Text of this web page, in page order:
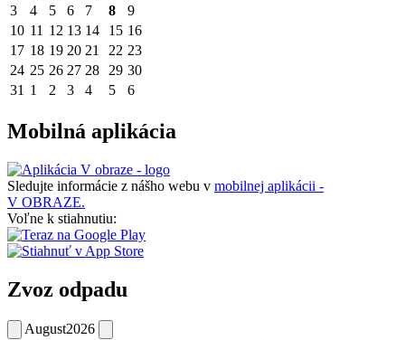
3
4 5 6 7 8
9
10 11 12 13 14 15 16
17 18 19 20 21 22 23
24 25 26 27 28 29 30
31 1 2 3 4 5 6
Mobilná aplikácia
Sledujte informácie z nášho webu v mobilnej aplikácii -
V OBRAZE.
Voľne k stiahnutiu:
Zvoz odpadu
August2026